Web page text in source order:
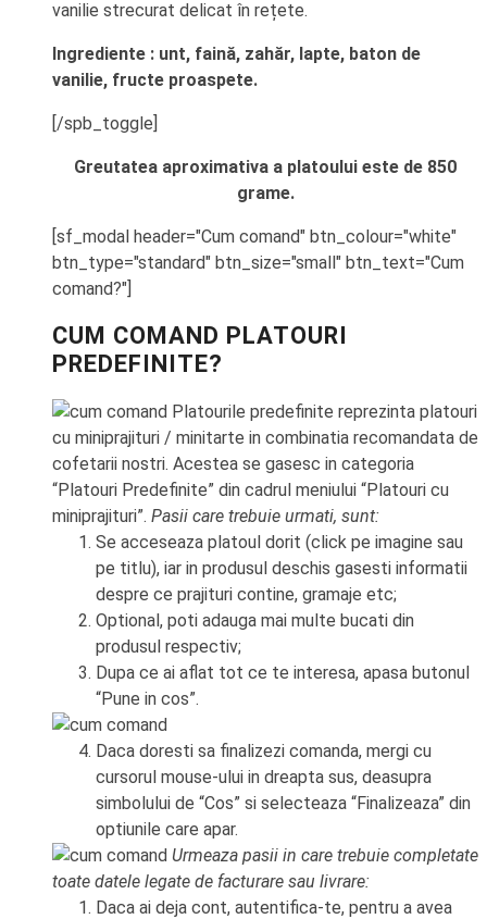
vanilie strecurat delicat în rețete.
Ingrediente : unt, faină, zahăr, lapte, baton de
vanilie, fructe proaspete.
[/spb_toggle]
Greutatea aproximativa a platoului este de 850
grame.
[sf_modal header="Cum comand" btn_colour="white"
btn_type="standard" btn_size="small" btn_text="Cum
comand?"]
CUM COMAND PLATOURI
PREDEFINITE?
Platourile predefinite reprezinta platouri
cu miniprajituri / minitarte in combinatia recomandata de
cofetarii nostri. Acestea se gasesc in categoria
“Platouri Predefinite” din cadrul meniului “Platouri cu
miniprajituri”. Pasii care trebuie urmati, sunt:
Se acceseaza platoul dorit (click pe imagine sau
pe titlu), iar in produsul deschis gasesti informatii
despre ce prajituri contine, gramaje etc;
Optional, poti adauga mai multe bucati din
produsul respectiv;
Dupa ce ai aflat tot ce te interesa, apasa butonul
“Pune in cos”.
Daca doresti sa finalizezi comanda, mergi cu
cursorul mouse-ului in dreapta sus, deasupra
simbolului de “Cos” si selecteaza “Finalizeaza” din
optiunile care apar.
Urmeaza pasii in care trebuie completate
toate datele legate de facturare sau livrare:
Daca ai deja cont, autentifica-te, pentru a avea